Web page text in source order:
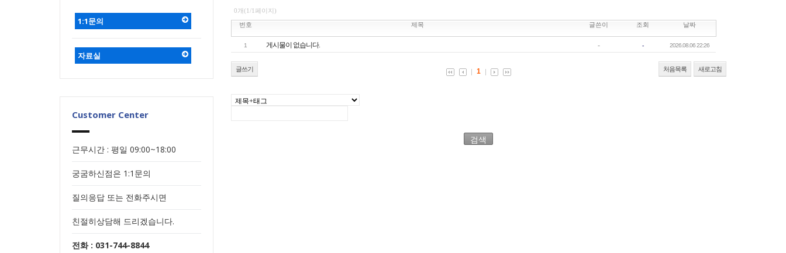
0개(1/1페이지)
번호
제목 글쓴이 조회 날짜
1 게시물이 없습니다. - - 2026.08.06 22:26
글쓰기 처음목록 새로고침
1
1:1문의
자료실
Customer Center
근무시간 : 평일 09:00~18:00
궁굼하신점은 1:1문의
질의응답 또는 전화주시면
친절히상담해 드리겠습니다.
전화 : 031-744-8844